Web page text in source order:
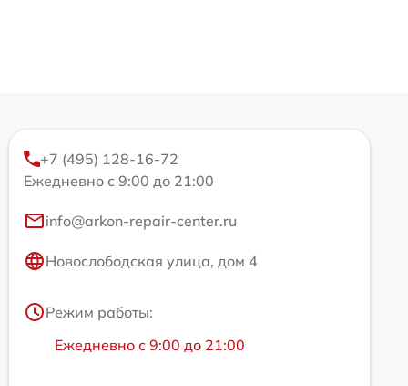
+7 (495) 128-16-72
Ежедневно с 9:00 до 21:00
info@arkon-repair-center.ru
Новослободская улица, дом 4
Режим работы:
Ежедневно с 9:00 до 21:00